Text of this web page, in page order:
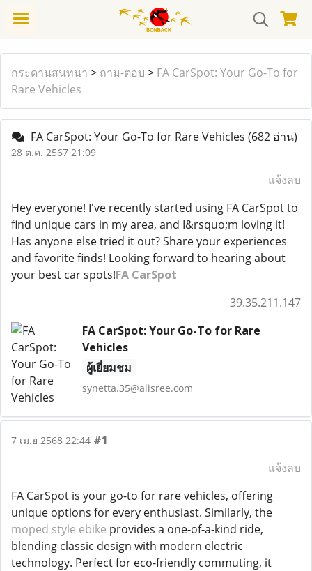
กระดานสนทนา > ถาม-ตอบ > FA CarSpot: Your Go-To for
Rare Vehicles
FA CarSpot: Your Go-To for Rare Vehicles (682 อ่าน)
28 ต.ค. 2567 21:09
แจ้งลบ
Hey everyone! I've recently started using FA CarSpot to
find unique cars in my area, and I&rsquo;m loving it!
Has anyone else tried it out? Share your experiences
and favorite finds! Looking forward to hearing about
your best car spots!FA CarSpot
39.35.211.147
FA CarSpot: Your Go-To for Rare
Vehicles
ผู้เยี่ยมชม
synetta.35@alisree.com
7 เม.ย 2568 22:44 #1
แจ้งลบ
FA CarSpot is your go-to for rare vehicles, offering
unique options for every enthusiast. Similarly, the
moped style ebike provides a one-of-a-kind ride,
blending classic design with modern electric
technology. Perfect for eco-friendly commuting, it